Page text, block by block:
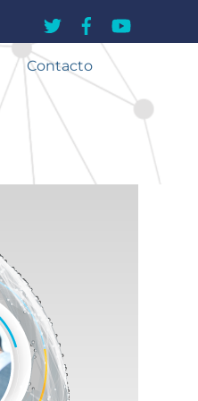
Contacto